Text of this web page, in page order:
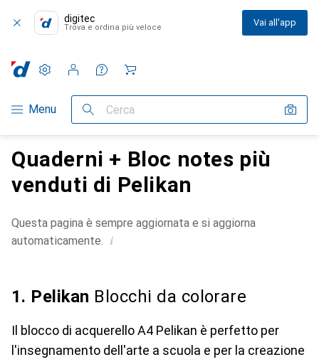
digitec
Trova e ordina più veloce Vai all'app
Categoria Navigazione
Menu Cerca
Impostazioni
Conto cliente
Liste di confronto
Liste dei desideri
Carrello
Quaderni + Bloc notes più
venduti di Pelikan
Questa pagina è sempre aggiornata e si aggiorna
automaticamente. i
1. Pelikan Blocchi da colorare
Il blocco di acquerello A4 Pelikan è perfetto per
l'insegnamento dell'arte a scuola e per la creazione